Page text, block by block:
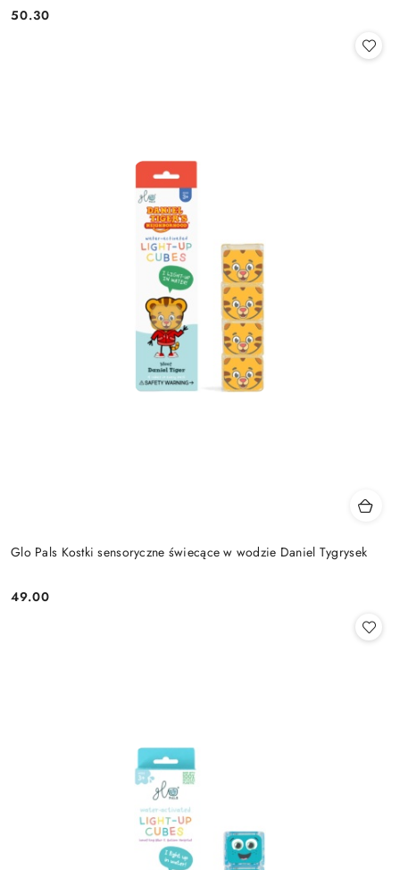
Cena:
50.30
Glo Pals Kostki sensoryczne świecące w wodzie Daniel Tygrysek
Cena:
49.00